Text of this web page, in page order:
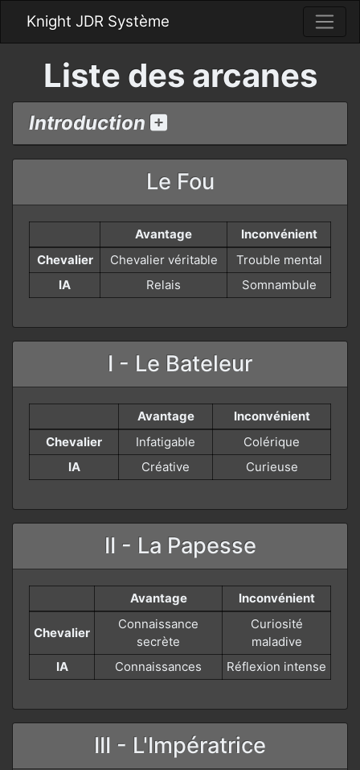
Knight JDR Système
Liste des arcanes
Introduction
Le Fou
Avantage
Inconvénient
Chevalier
Chevalier véritable
Trouble mental
IA
Relais Somnambule
I - Le Bateleur
Avantage
Inconvénient
Chevalier
Infatigable
Colérique
IA
Créative Curieuse
II - La Papesse
Avantage Inconvénient
Chevalier
Connaissance
secrète
Curiosité
maladive
IA
Connaissances Réflexion intense
III - L'Impératrice